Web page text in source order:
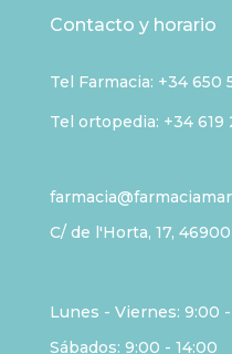
Contacto y horario
Tel Farmacia: +34 650
Tel ortopedia: +34 619
C/ de l'Horta, 17,
Lunes - Viernes: 9:00 -
Sábados: 9:00 - 14:00